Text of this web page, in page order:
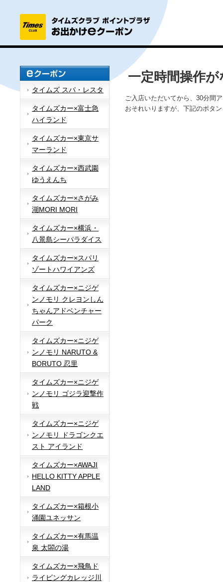
タイムズ スパ・レスタ
タイムズカー×富士急
ハイランド
タイムズカー×東京サ
マーランド
タイムズカー×西武園
ゆうえんち
タイムズカー×さがみ
湖MORI MORI
タイムズカー×横浜・
八景島シーパラダイス
タイムズカー×スパリ
ゾートハワイアンズ
タイムズカー×ニジゲ
ンノモリ クレヨンしん
ちゃんアドベンチャー
パーク
タイムズカー×ニジゲ
ンノモリ NARUTO &
BORUTO 忍里
タイムズカー×ニジゲ
ンノモリ ゴジラ迎撃作
戦
タイムズカー×ニジゲ
ンノモリ ドラゴンクエ
スト アイランド
タイムズカー×AWAJI
HELLO KITTY APPLE
LAND
タイムズカー×箱根小
涌園ユネッサン
タイムズカー×有馬温
泉 太閤の湯
タイムズカー×飛鳥ド
ライビングカレッジ川
一定時間操作
ご入店いただいてから、30分間
おそれいりますが、下記のボタ